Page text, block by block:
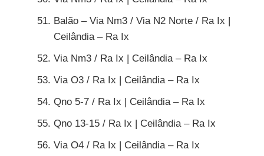
Balão – Via Nm3 / Via N2 Norte / Ra Ix |
Ceilândia – Ra Ix
Via Nm3 / Ra Ix | Ceilândia – Ra Ix
Via O3 / Ra Ix | Ceilândia – Ra Ix
Qno 5-7 / Ra Ix | Ceilândia – Ra Ix
Qno 13-15 / Ra Ix | Ceilândia – Ra Ix
Via O4 / Ra Ix | Ceilândia – Ra Ix